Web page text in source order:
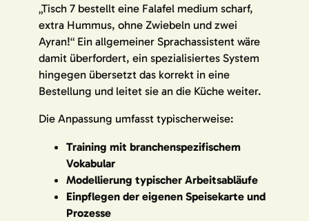
„Tisch 7 bestellt eine Falafel medium scharf,
extra Hummus, ohne Zwiebeln und zwei
Ayran!“ Ein allgemeiner Sprachassistent wäre
damit überfordert, ein spezialisiertes System
hingegen übersetzt das korrekt in eine
Bestellung und leitet sie an die Küche weiter.
Die Anpassung umfasst typischerweise:
Training mit branchenspezifischem
Vokabular
Modellierung typischer Arbeitsabläufe
Einpflegen der eigenen Speisekarte und
Prozesse